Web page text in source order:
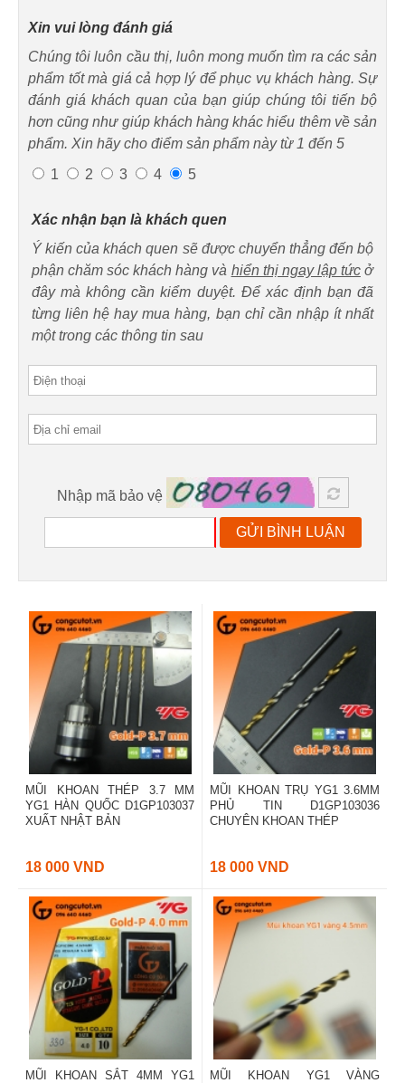
Xin vui lòng đánh giá
Chúng tôi luôn cầu thị, luôn mong muốn tìm ra các sản
phẩm tốt mà giá cả hợp lý để phục vụ khách hàng. Sự
đánh giá khách quan của bạn giúp chúng tôi tiến bộ
hơn cũng như giúp khách hàng khác hiểu thêm về sản
phẩm. Xin hãy cho điểm sản phẩm này từ 1 đến 5
1
2 3 4 5
Xác nhận bạn là khách quen
Ý kiến của khách quen sẽ được chuyển thẳng đến bộ
phận chăm sóc khách hàng và hiển thị ngay lập tứcở
đây mà không cần kiểm duyệt. Để xác định bạn đã
từng liên hệ hay mua hàng, bạn chỉ cần nhập ít nhất
một trong các thông tin sau
Nhập mã bảo vệ
GỬI BÌNH LUẬN
MŨI KHOAN THÉP 3.7 MM
YG1 HÀN QUỐC D1GP103037
XUẤT NHẬT BẢN
18 000 VND
MŨI KHOAN TRỤ YG1 3.6MM
PHỦ TIN D1GP103036
CHUYÊN KHOAN THÉP
18 000 VND
MŨI KHOAN SẮT 4MM YG1
MŨI KHOAN YG1 VÀNG